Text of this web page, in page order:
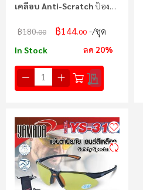
เคลือบ Anti-Scratch ป้องกัน
฿180.00 ฿144.00 /ชุด
In Stock ลด 20%